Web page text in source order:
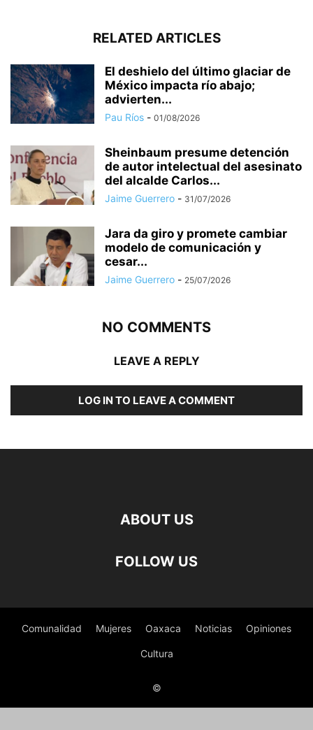
RELATED ARTICLES
El deshielo del último glaciar de
México impacta río abajo;
advierten...
Pau Ríos - 01/08/2026
Sheinbaum presume detención
de autor intelectual del asesinato
del alcalde Carlos...
Jaime Guerrero - 31/07/2026
Jara da giro y promete cambiar
modelo de comunicación y
cesar...
Jaime Guerrero - 25/07/2026
NO COMMENTS
LEAVE A REPLY
LOG IN TO LEAVE A COMMENT
ABOUT US
FOLLOW US
Comunalidad Mujeres Oaxaca Noticias Opiniones
Cultura
©